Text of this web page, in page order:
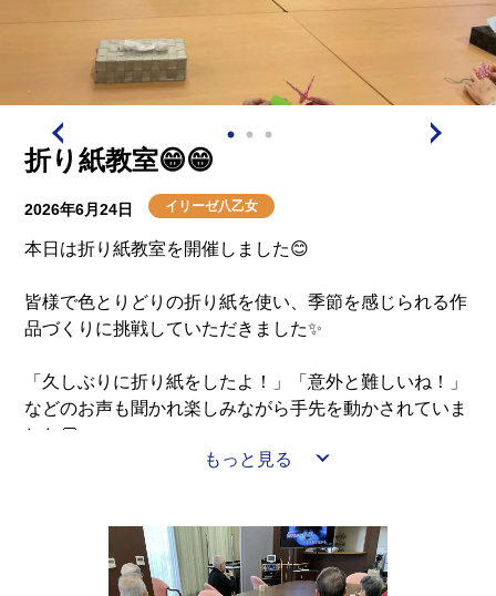
折り紙教室😁😁
2026年6月24日 イリーゼ八乙女
本日は折り紙教室を開催しました😊
皆様で色とりどりの折り紙を使い、季節を感じられる作
品づくりに挑戦していただきました✨
「久しぶりに折り紙をしたよ！」「意外と難しいね！」
などのお声も聞かれ楽しみながら手先を動かされていま
した👏
もっと見る